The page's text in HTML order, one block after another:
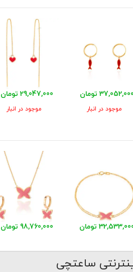
37,052,000 تومان
موجود در انبار
29,047,000 تومان
موجود در انبار
تومان 98,760,000 تومان
ساعتچی